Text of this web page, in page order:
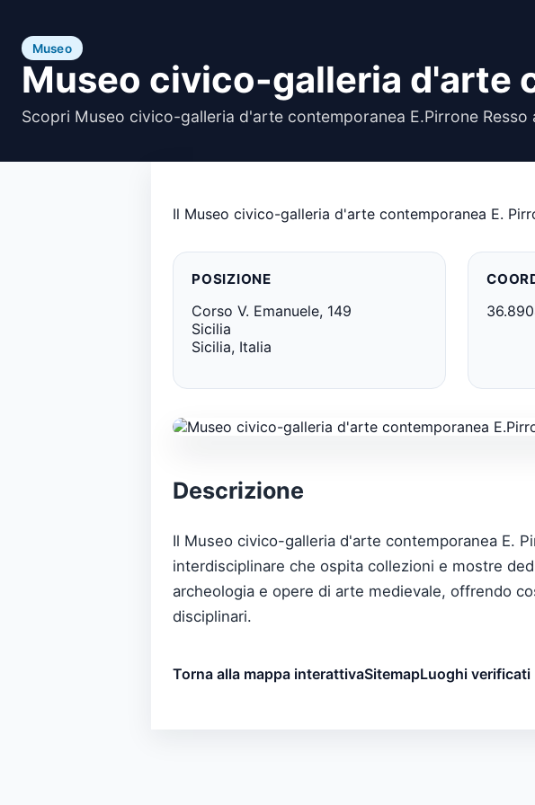
Museo
Museo civico-galleria d'arte
Scopri Museo civico-galleria d'arte contemporanea E.Pirrone Resso
Il Museo civico-galleria d'arte contemporanea E.
POSIZIONE
Corso V. Emanuele, 149
Sicilia
Sicilia, Italia
Descrizione
Il Museo civico-galleria d'arte contemporanea E.
interdisciplinare che ospita collezioni e mostre
archeologia e opere di arte medievale, offrendo
disciplinari.
Torna alla mappa interattivaSitemapLuoghi verificati